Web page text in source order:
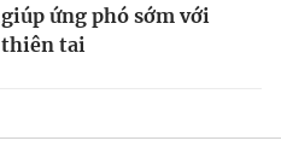
giúp ứng phó sớm với
thiên tai